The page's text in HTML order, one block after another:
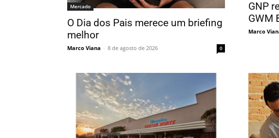
Mercado
O Dia dos Pais merece um briefing
melhor
Marco Viana - 8 de agosto de 2026 0
GNP
GWM
Marco